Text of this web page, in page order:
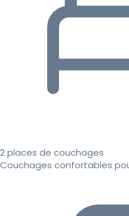
2 places de couchages
Couchages confortables